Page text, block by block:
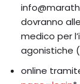
dovranno
medico per
agonistiche
online